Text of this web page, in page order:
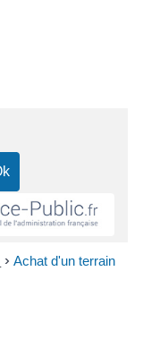
> Achat d'un terrain